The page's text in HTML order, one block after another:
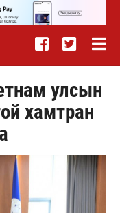
улсын
хамтран